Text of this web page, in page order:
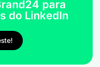
para
do LinkedIn